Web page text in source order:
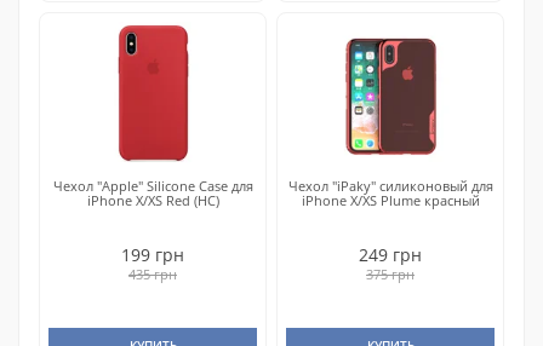
Чехол "Apple" Silicone Case для
iPhone X/XS Red (HC)
199 грн
435 грн
Чехол "iPaky" силиконовый для
iPhone X/XS Plume красный
249 грн
375 грн